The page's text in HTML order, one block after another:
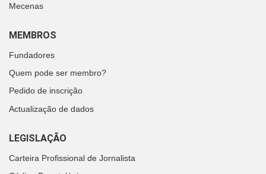
Mecenas
MEMBROS
Fundadores
Quem pode ser membro?
Pedido de inscrição
Actualização de dados
LEGISLAÇÃO
Carteira Profissional de Jornalista